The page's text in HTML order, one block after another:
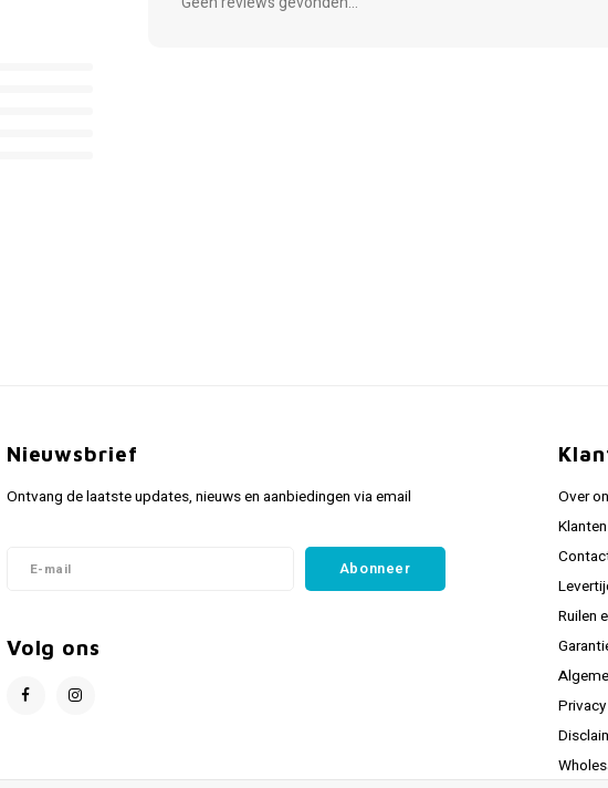
Nieuwsbrief
Ontvang de laatste updates, nieuws en aanbiedingen via email
Abonneer
Volg ons
Over
Ruilen